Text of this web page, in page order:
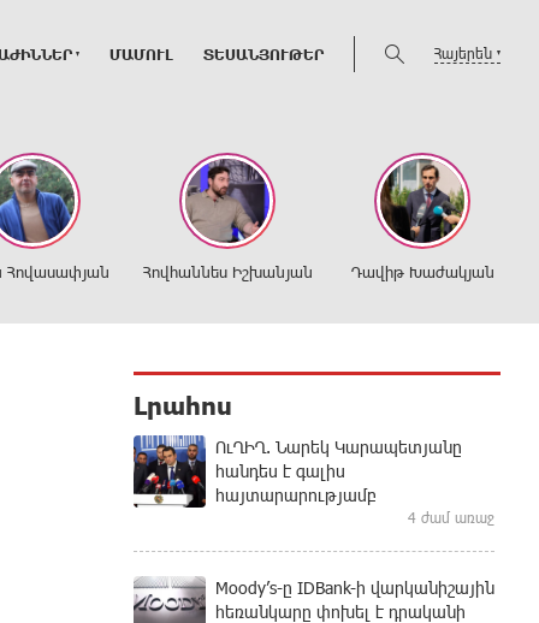
ՄԱՄՈՒԼ ՏԵՍԱՆՅՈՒԹԵՐ Հայերեն
Հովասափյան Հովհաննես Իշխանյան Դավիթ Խաժակյան
Լրահոս
ՈւՂԻՂ. Նարեկ Կարապետյանը
հանդես է գալիս
հայտարարությամբ
4 ժամ առաջ
Moody’s-ը IDBank-ի վարկանիշային
հեռանկարը փոխել է դրականի